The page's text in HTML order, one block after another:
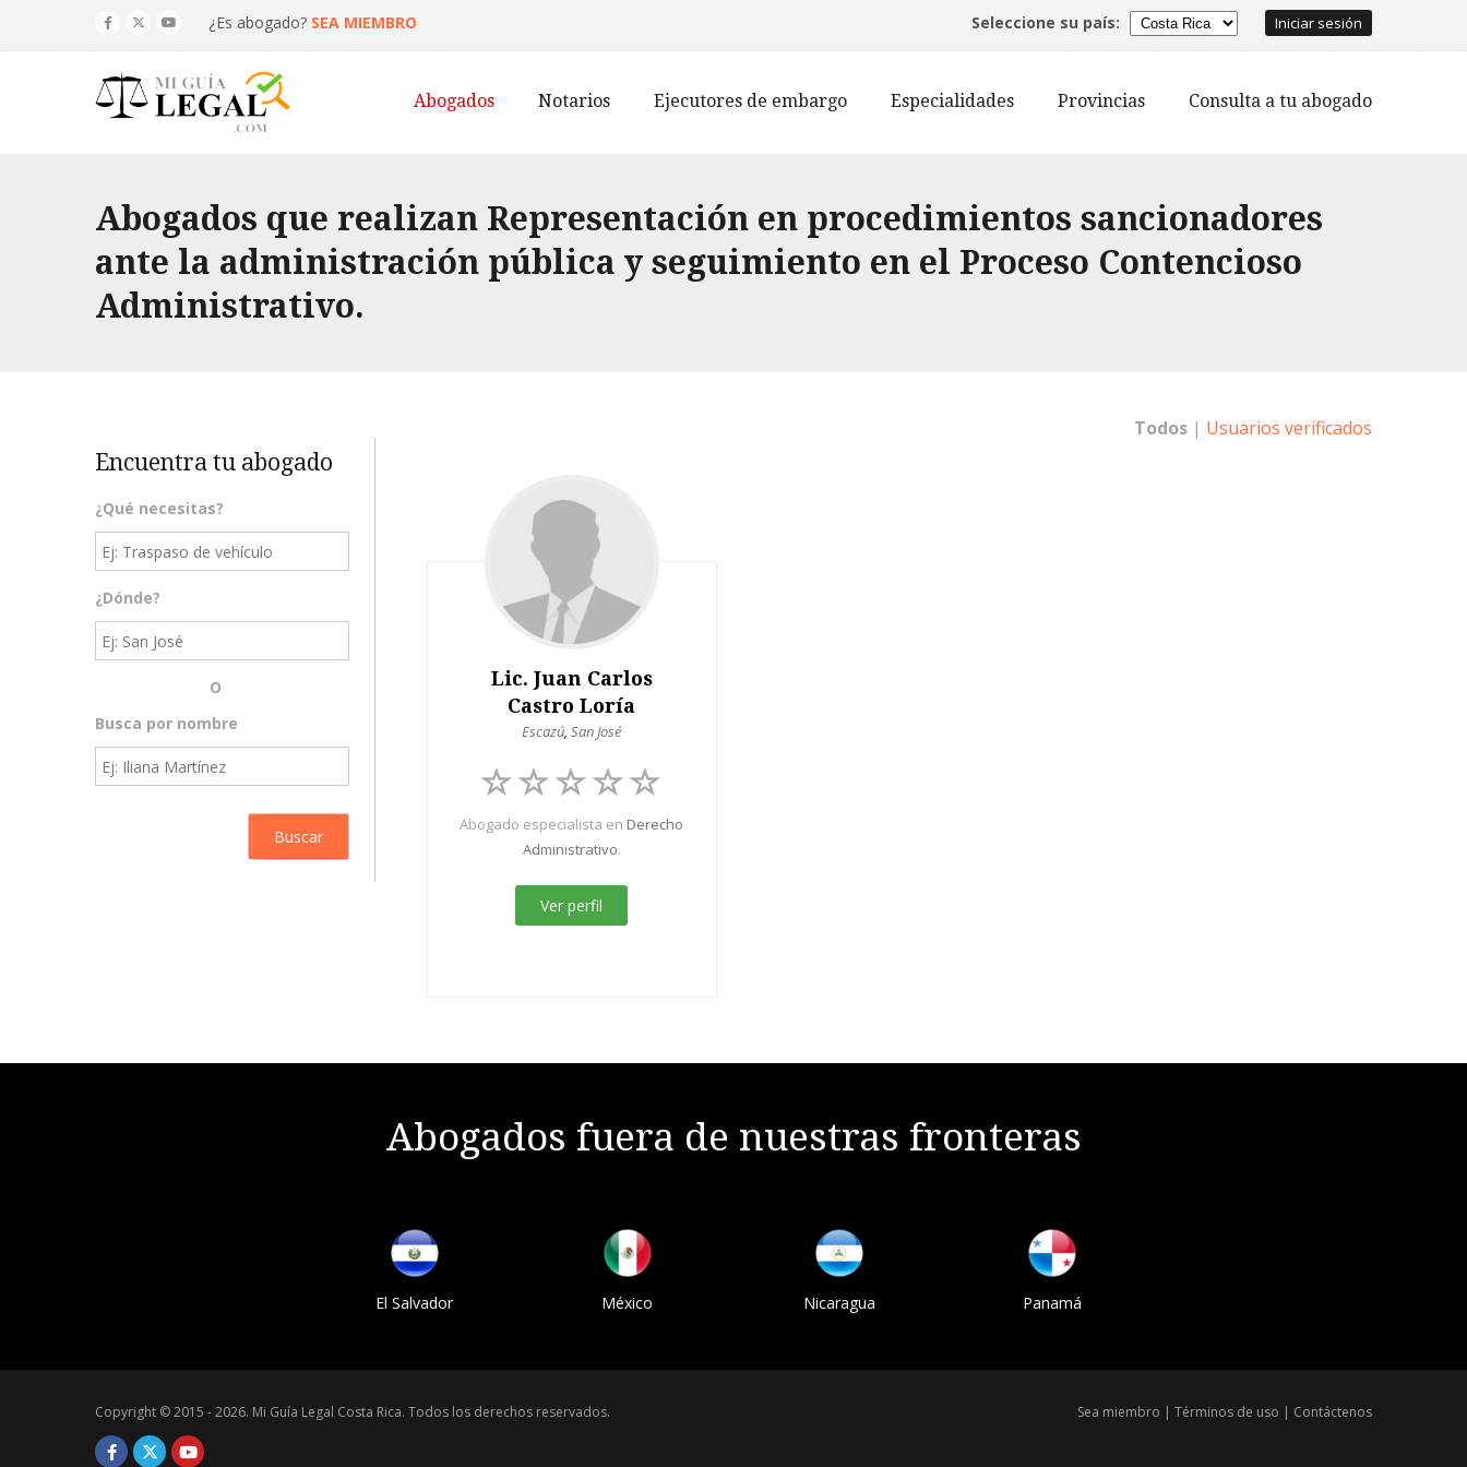
¿Es abogado? SEA MIEMBRO Iniciar sesión
Seleccione su país:
Abogados Notarios Ejecutores de embargo Especialidades Provincias Consulta a tu abogado
Abogados que realizan Representación en procedimientos sancionadores
ante la administración pública y seguimiento en el Proceso Contencioso
Administrativo.
Encuentra tu abogado
¿Qué necesitas?
¿Dónde?
O
Busca por nombre
Todos| Usuarios verificados
Lic. Juan Carlos
Castro Loría
Escazú,San José
Abogado especialista en Derecho
Administrativo.
Ver perfil
Abogados fuera de nuestras fronteras
El Salvador México Nicaragua Panamá
Copyright © 2015 - 2026. Mi Guía Legal Costa Rica. Todos los derechos reservados. Sea miembro | Términos de uso | Contáctenos